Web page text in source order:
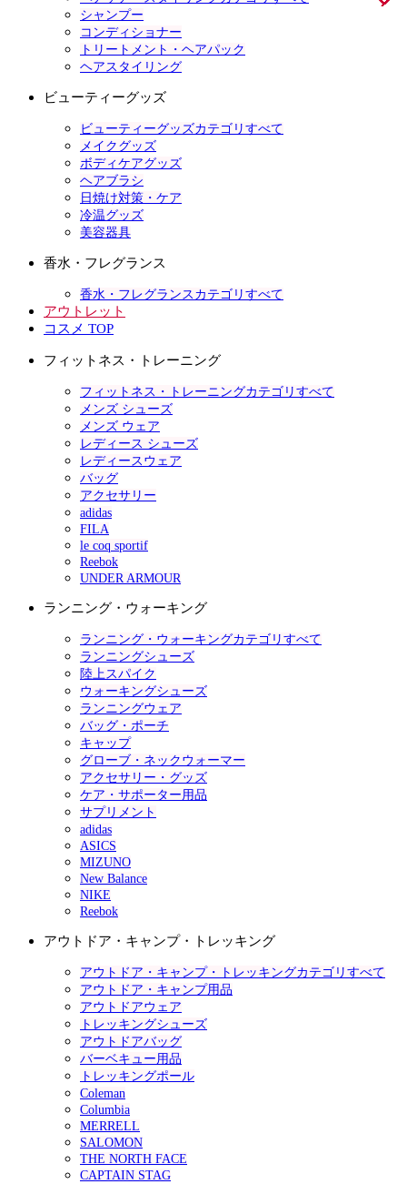
シャンプー
コンディショナー
トリートメント・ヘアパック
ヘアスタイリング
ビューティーグッズ
ビューティーグッズカテゴリすべて
メイクグッズ
ボディケアグッズ
ヘアブラシ
日焼け対策・ケア
冷温グッズ
美容器具
香水・フレグランス
香水・フレグランスカテゴリすべて
アウトレット
コスメ TOP
フィットネス・トレーニング
フィットネス・トレーニングカテゴリすべて
メンズ シューズ
メンズ ウェア
レディース シューズ
レディースウェア
バッグ
アクセサリー
adidas
FILA
le coq sportif
Reebok
UNDER ARMOUR
ランニング・ウォーキング
ランニング・ウォーキングカテゴリすべて
ランニングシューズ
陸上スパイク
ウォーキングシューズ
ランニングウェア
バッグ・ポーチ
キャップ
グローブ・ネックウォーマー
アクセサリー・グッズ
ケア・サポーター用品
サプリメント
adidas
ASICS
MIZUNO
New Balance
NIKE
Reebok
アウトドア・キャンプ・トレッキング
アウトドア・キャンプ・トレッキングカテゴリすべて
アウトドア・キャンプ用品
アウトドアウェア
トレッキングシューズ
アウトドアバッグ
バーベキュー用品
トレッキングポール
Coleman
Columbia
MERRELL
SALOMON
THE NORTH FACE
CAPTAIN STAG